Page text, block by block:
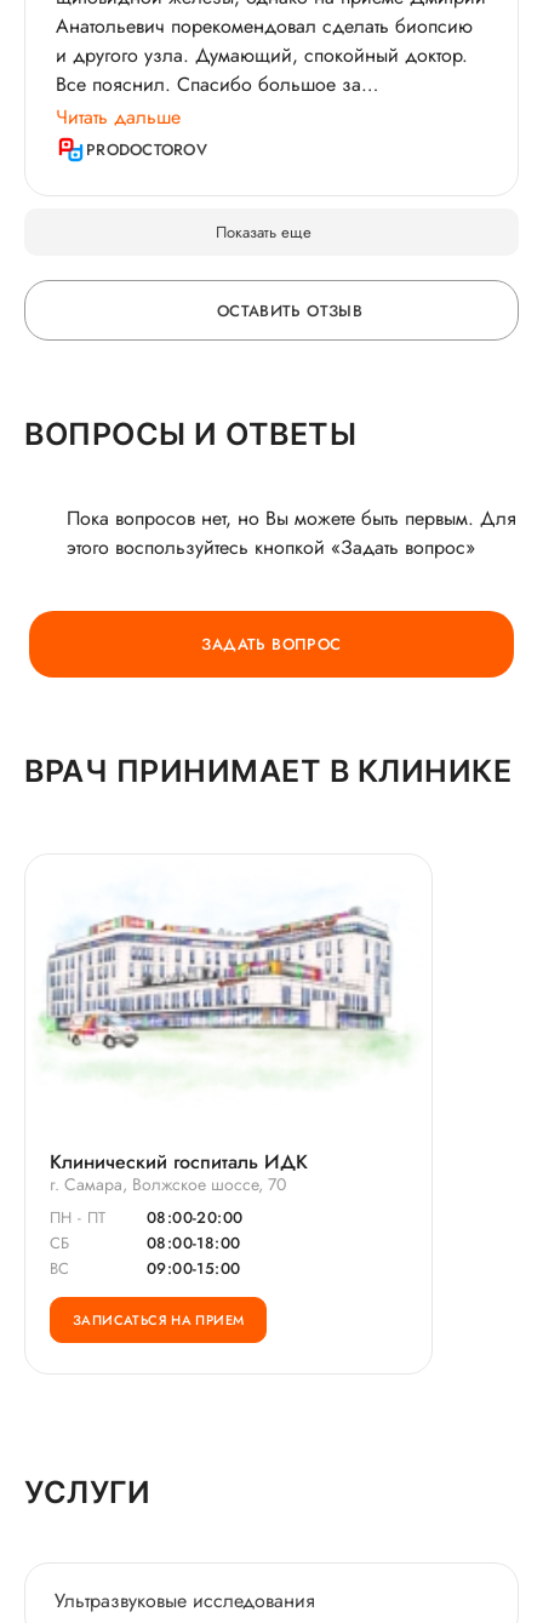
записываюсь только к нему. Искренне
рекомендую Дмитрия Анатольевича!
Анатольевич порекомендовал сделать биопсию
и другого узла. Думающий, спокойный доктор.
Все пояснил. Спасибо большое за
неравнодушное отношение. Не понравилось: Все
отлично. История пациента: Обратилась к
Дмитрию Анатольевичу по рекомендации его
пациентки.
Читать дальше
PRODOCTOROV
Показать еще
ОСТАВИТЬ ОТЗЫВ
ГОРЯЧАЯ ЛИНИЯ КАЧЕСТВА
ВОПРОСЫ И ОТВЕТЫ
Пока вопросов нет, но Вы можете быть первым. Для
этого воспользуйтесь кнопкой «Задать вопрос»
ЗАДАТЬ ВОПРОС
ВРАЧ ПРИНИМАЕТ В КЛИНИКЕ
Клинический госпиталь ИДК
г. Самара, Волжское шоссе, 70
ПН - ПТ
08:00-20:00
СБ
08:00-18:00
ВС
09:00-15:00
ЗАПИСАТЬСЯ НА ПРИЕМ
УСЛУГИ
Ультразвуковые исследования